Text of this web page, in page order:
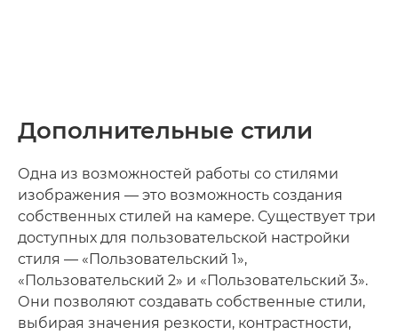
Дополнительные стили
Одна из возможностей работы со стилями
изображения — это возможность создания
собственных стилей на камере. Существует три
доступных для пользовательской настройки
стиля — «Пользовательский 1»,
«Пользовательский 2» и «Пользовательский 3».
Они позволяют создавать собственные стили,
выбирая значения резкости, контрастности,